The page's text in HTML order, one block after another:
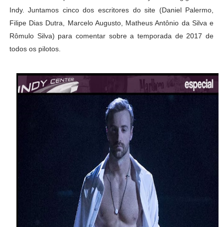
Indy. Juntamos cinco dos escritores do site (Daniel Palermo,
Filipe Dias Dutra, Marcelo Augusto, Matheus Antônio da Silva e
Rômulo Silva) para comentar sobre a temporada de 2017 de
todos os pilotos.